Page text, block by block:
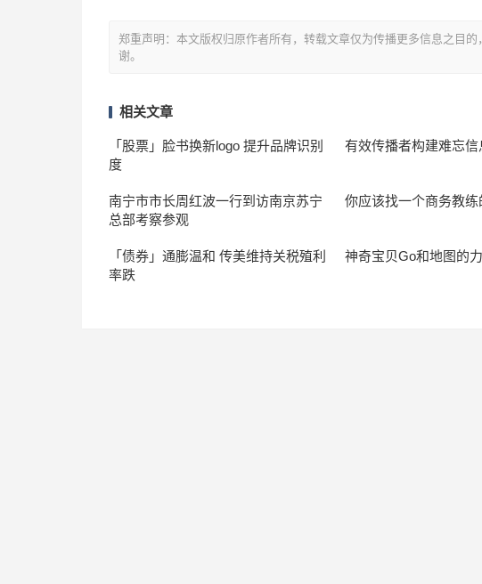
郑重声明：本文版权归原作者所有，转载文章仅为传播更多信息之目
谢。
相关文章
「股票」脸书换新logo 提升品牌识别
度
有效传播者构建难忘
南宁市市长周红波一行到访南京苏宁
总部考察参观
你应该找一个商务教练
「债券」通膨温和 传美维持关税殖利
率跌
神奇宝贝Go和地图的